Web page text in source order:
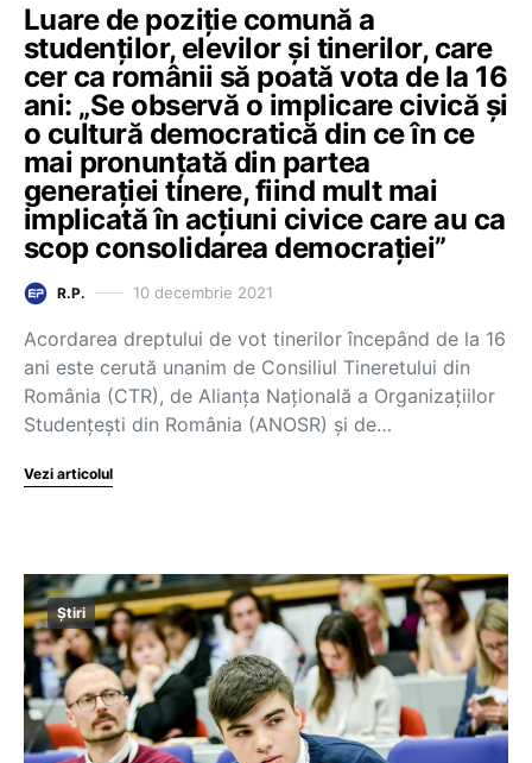
Luare de poziție comună a
studenților, elevilor și tinerilor, care
cer ca românii să poată vota de la 16
ani: „Se observă o implicare civică și
o cultură democratică din ce în ce
mai pronunțată din partea
generației tinere, fiind mult mai
implicată în acțiuni civice care au ca
scop consolidarea democrației”
R.P. 10 decembrie 2021
Acordarea dreptului de vot tinerilor începând de la 16
ani este cerută unanim de Consiliul Tineretului din
România (CTR), de Alianța Națională a Organizațiilor
Studențești din România (ANOSR) și de…
Vezi articolul
Știri